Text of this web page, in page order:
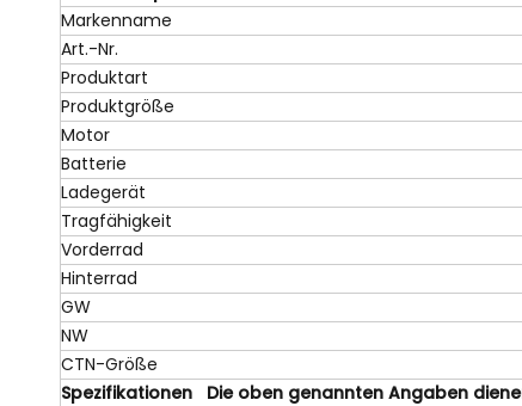
Markenname
Art.-Nr.
Produktart
Produktgröße
Motor
Batterie
Ladegerät
Tragfähigkeit
Vorderrad
Hinterrad
GW
NW
CTN-Größe
Spezifikationen Die oben genannten Angaben